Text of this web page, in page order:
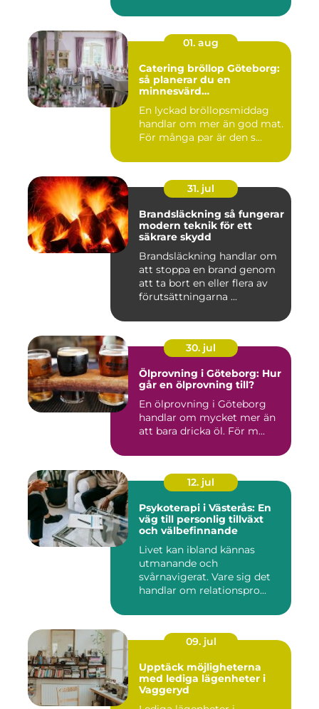
01. aug
Catering bröllop Göteborg:
så planerar du en
minnesvärd
En lyckad bröllopsmiddag
handlar om mer än god mat.
För många par är den s...
31. jul
Brandsläckning så fungerar
modern teknik för ett
säkrare skydd
Brandsläckning handlar om
att stoppa en brand genom
att ta bort en eller flera av
förutsättningarna ...
30. jul
Ölprovning i Göteborg: Hur
går en ölprovning till?
En ölprovning i Göteborg
handlar om mycket mer än
att bara dricka öl. För m...
12. jul
Psykoterapi i Västerås: En
väg till personlig tillväxt
och välbefinnande
Livet kan ibland kännas
utmanande och
svårnavigerat. Vare sig det
handlar om relationspro...
09. jul
Upptäck möjligheterna
med lediga lägenheter i
Vaggeryd